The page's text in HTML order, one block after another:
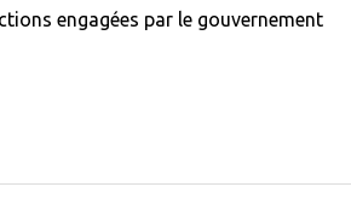
engagées par le gouvernement